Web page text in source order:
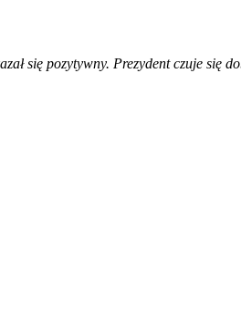
się pozytywny. Prezydent czuje się